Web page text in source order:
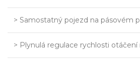
> Samostatný pojezd na pásovém
> Plynulá regulace rychlosti otáčení